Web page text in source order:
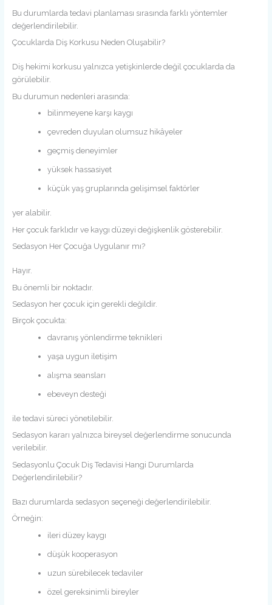
Bu durumlarda tedavi planlaması sırasında farklı yöntemler
değerlendirilebilir.
Çocuklarda Diş Korkusu Neden Oluşabilir?
Diş hekimi korkusu yalnızca yetişkinlerde değil çocuklarda da
görülebilir.
Bu durumun nedenleri arasında:
bilinmeyene karşı kaygı
çevreden duyulan olumsuz hikâyeler
geçmiş deneyimler
yüksek hassasiyet
küçük yaş gruplarında gelişimsel faktörler
yer alabilir.
Her çocuk farklıdır ve kaygı düzeyi değişkenlik gösterebilir.
Sedasyon Her Çocuğa Uygulanır mı?
Hayır.
Bu önemli bir noktadır.
Sedasyon her çocuk için gerekli değildir.
Birçok çocukta:
davranış yönlendirme teknikleri
yaşa uygun iletişim
alışma seansları
ebeveyn desteği
ile tedavi süreci yönetilebilir.
Sedasyon kararı yalnızca bireysel değerlendirme sonucunda
verilebilir.
Sedasyonlu Çocuk Diş Tedavisi Hangi Durumlarda
Değerlendirilebilir?
Bazı durumlarda sedasyon seçeneği değerlendirilebilir.
Örneğin:
ileri düzey kaygı
düşük kooperasyon
uzun sürebilecek tedaviler
özel gereksinimli bireyler